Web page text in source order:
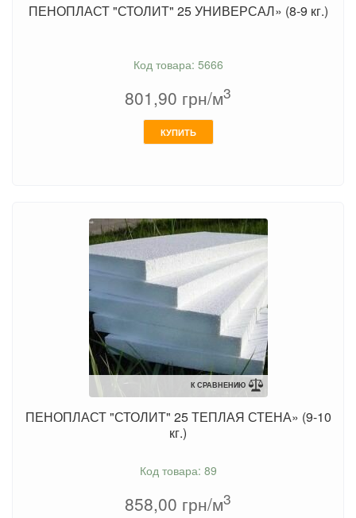
ПЕНОПЛАСТ "СТОЛИТ" 25 УНИВЕРСАЛ» (8-9 кг.)
Код товара: 5666
801,90 грн/м3
КУПИТЬ
К СРАВНЕНИЮ
ПЕНОПЛАСТ "СТОЛИТ" 25 ТЕПЛАЯ СТЕНА» (9-10
кг.)
Код товара: 89
858,00 грн/м3